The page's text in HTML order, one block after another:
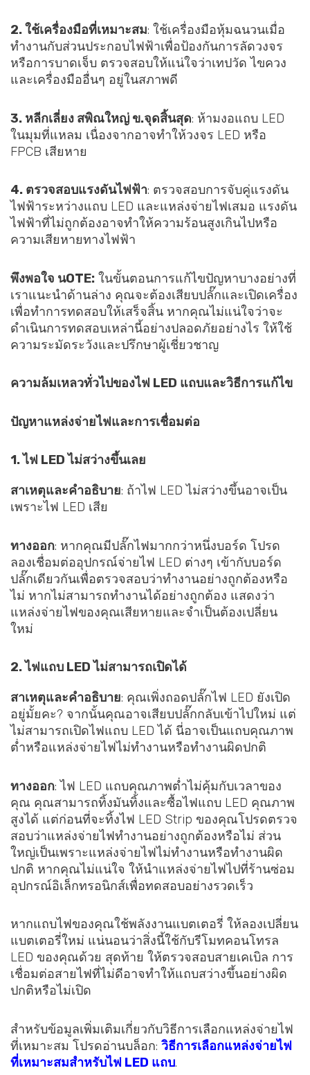
2. ใช้เครื่องมือที่เหมาะสม: ใช้เครื่องมือหุ้มฉนวนเมื่อ
ทำงานกับส่วนประกอบไฟฟ้าเพื่อป้องกันการลัดวงจร
หรือการบาดเจ็บ ตรวจสอบให้แน่ใจว่าเทปวัด ไขควง
และเครื่องมืออื่นๆ อยู่ในสภาพดี
3. หลีกเลี่ยง สพิณใหญ่ ข.จุดสิ้นสุด: ห้ามงอแถบ LED
ในมุมที่แหลม เนื่องจากอาจทำให้วงจร LED หรือ
FPCB เสียหาย
4. ตรวจสอบแรงดันไฟฟ้า: ตรวจสอบการจับคู่แรงดัน
ไฟฟ้าระหว่างแถบ LED และแหล่งจ่ายไฟเสมอ แรงดัน
ไฟฟ้าที่ไม่ถูกต้องอาจทำให้ความร้อนสูงเกินไปหรือ
ความเสียหายทางไฟฟ้า
พึงพอใจ นOTE: ในขั้นตอนการแก้ไขปัญหาบางอย่างที่
เราแนะนำด้านล่าง คุณจะต้องเสียบปลั๊กและเปิดเครื่อง
เพื่อทำการทดสอบให้เสร็จสิ้น หากคุณไม่แน่ใจว่าจะ
ดำเนินการทดสอบเหล่านี้อย่างปลอดภัยอย่างไร ให้ใช้
ความระมัดระวังและปรึกษาผู้เชี่ยวชาญ
ความล้มเหลวทั่วไปของไฟ LED แถบและวิธีการแก้ไข
ปัญหาแหล่งจ่ายไฟและการเชื่อมต่อ
1. ไฟ LED ไม่สว่างขึ้นเลย
สาเหตุและคำอธิบาย: ถ้าไฟ LED ไม่สว่างขึ้นอาจเป็น
เพราะไฟ LED เสีย
ทางออก: หากคุณมีปลั๊กไฟมากกว่าหนึ่งบอร์ด โปรด
ลองเชื่อมต่ออุปกรณ์จ่ายไฟ LED ต่างๆ เข้ากับบอร์ด
ปลั๊กเดียวกันเพื่อตรวจสอบว่าทำงานอย่างถูกต้องหรือ
ไม่ หากไม่สามารถทำงานได้อย่างถูกต้อง แสดงว่า
แหล่งจ่ายไฟของคุณเสียหายและจำเป็นต้องเปลี่ยน
ใหม่
2. ไฟแถบ LED ไม่สามารถเปิดได้
สาเหตุและคำอธิบาย: คุณเพิ่งถอดปลั๊กไฟ LED ยังเปิด
อยู่มั้ยคะ? จากนั้นคุณอาจเสียบปลั๊กกลับเข้าไปใหม่ แต่
ไม่สามารถเปิดไฟแถบ LED ได้ นี่อาจเป็นแถบคุณภาพ
ต่ำหรือแหล่งจ่ายไฟไม่ทำงานหรือทำงานผิดปกติ
ทางออก: ไฟ LED แถบคุณภาพต่ำไม่คุ้มกับเวลาของ
คุณ คุณสามารถทิ้งมันทิ้งและซื้อไฟแถบ LED คุณภาพ
สูงได้ แต่ก่อนที่จะทิ้งไฟ LED Strip ของคุณโปรดตรวจ
สอบว่าแหล่งจ่ายไฟทำงานอย่างถูกต้องหรือไม่ ส่วน
ใหญ่เป็นเพราะแหล่งจ่ายไฟไม่ทำงานหรือทำงานผิด
ปกติ หากคุณไม่แน่ใจ ให้นำแหล่งจ่ายไฟไปที่ร้านซ่อม
อุปกรณ์อิเล็กทรอนิกส์เพื่อทดสอบอย่างรวดเร็ว
หากแถบไฟของคุณใช้พลังงานแบตเตอรี่ ให้ลองเปลี่ยน
แบตเตอรี่ใหม่ แน่นอนว่าสิ่งนี้ใช้กับรีโมทคอนโทรล
LED ของคุณด้วย สุดท้าย ให้ตรวจสอบสายเคเบิล การ
เชื่อมต่อสายไฟที่ไม่ดีอาจทำให้แถบสว่างขึ้นอย่างผิด
ปกติหรือไม่เปิด
สำหรับข้อมูลเพิ่มเติมเกี่ยวกับวิธีการเลือกแหล่งจ่ายไฟ
ที่เหมาะสม โปรดอ่านบล็อก: วิธีการเลือกแหล่งจ่ายไฟ
ที่เหมาะสมสำหรับไฟ LED แถบ.